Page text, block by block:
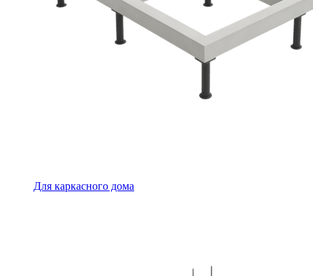
Для каркасного дома